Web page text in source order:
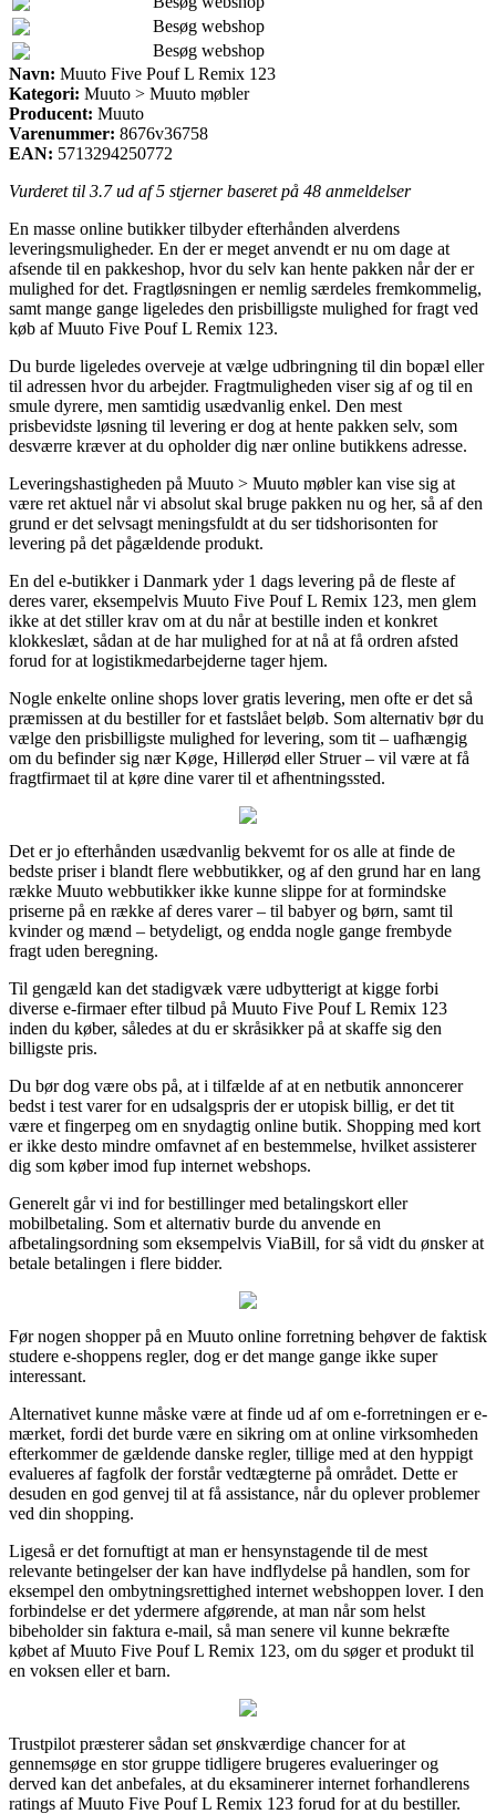
Besøg webshop
Besøg webshop
Navn: Muuto Five Pouf L Remix 123
Kategori: Muuto > Muuto møbler
Producent: Muuto
Varenummer: 8676v36758
EAN: 5713294250772
Vurderet til 3.7ud af 5 stjerner baseret på 48 anmeldelser
En masse online butikker tilbyder efterhånden alverdens
leveringsmuligheder. En der er meget anvendt er nu om dage at
afsende til en pakkeshop, hvor du selv kan hente pakken når der er
mulighed for det. Fragtløsningen er nemlig særdeles fremkommelig,
samt mange gange ligeledes den prisbilligste mulighed for fragt ved
køb af Muuto Five Pouf L Remix 123.
Du burde ligeledes overveje at vælge udbringning til din bopæl eller
til adressen hvor du arbejder. Fragtmuligheden viser sig af og til en
smule dyrere, men samtidig usædvanlig enkel. Den mest
prisbevidste løsning til levering er dog at hente pakken selv, som
desværre kræver at du opholder dig nær online butikkens adresse.
Leveringshastigheden på Muuto > Muuto møbler kan vise sig at
være ret aktuel når vi absolut skal bruge pakken nu og her, så af den
grund er det selvsagt meningsfuldt at du ser tidshorisonten for
levering på det pågældende produkt.
En del e-butikker i Danmark yder 1 dags levering på de fleste af
deres varer, eksempelvis Muuto Five Pouf L Remix 123, men glem
ikke at det stiller krav om at du når at bestille inden et konkret
klokkeslæt, sådan at de har mulighed for at nå at få ordren afsted
forud for at logistikmedarbejderne tager hjem.
Nogle enkelte online shops lover gratis levering, men ofte er det så
præmissen at du bestiller for et fastslået beløb. Som alternativ bør du
vælge den prisbilligste mulighed for levering, som tit – uafhængig
om du befinder sig nær Køge, Hillerød eller Struer – vil være at få
fragtfirmaet til at køre dine varer til et afhentningssted.
Det er jo efterhånden usædvanlig bekvemt for os alle at finde de
bedste priser i blandt flere webbutikker, og af den grund har en lang
række Muuto webbutikker ikke kunne slippe for at formindske
priserne på en række af deres varer – til babyer og børn, samt til
kvinder og mænd – betydeligt, og endda nogle gange frembyde
fragt uden beregning.
Til gengæld kan det stadigvæk være udbytterigt at kigge forbi
diverse e-firmaer efter tilbud på Muuto Five Pouf L Remix 123
inden du køber, således at du er skråsikker på at skaffe sig den
billigste pris.
Du bør dog være obs på, at i tilfælde af at en netbutik annoncerer
bedst i test varer for en udsalgspris der er utopisk billig, er det tit
være et fingerpeg om en snydagtig online butik. Shopping med kort
er ikke desto mindre omfavnet af en bestemmelse, hvilket assisterer
dig som køber imod fup internet webshops.
Generelt går vi ind for bestillinger med betalingskort eller
mobilbetaling. Som et alternativ burde du anvende en
afbetalingsordning som eksempelvis ViaBill, for så vidt du ønsker at
betale betalingen i flere bidder.
Før nogen shopper på en Muuto online forretning behøver de faktisk
studere e-shoppens regler, dog er det mange gange ikke super
interessant.
Alternativet kunne måske være at finde ud af om e-forretningen er e-
mærket, fordi det burde være en sikring om at online virksomheden
efterkommer de gældende danske regler, tillige med at den hyppigt
evalueres af fagfolk der forstår vedtægterne på området. Dette er
desuden en god genvej til at få assistance, når du oplever problemer
ved din shopping.
Ligeså er det fornuftigt at man er hensynstagende til de mest
relevante betingelser der kan have indflydelse på handlen, som for
eksempel den ombytningsrettighed internet webshoppen lover. I den
forbindelse er det ydermere afgørende, at man når som helst
bibeholder sin faktura e-mail, så man senere vil kunne bekræfte
købet af Muuto Five Pouf L Remix 123, om du søger et produkt til
en voksen eller et barn.
Trustpilot præsterer sådan set ønskværdige chancer for at
gennemsøge en stor gruppe tidligere brugeres evalueringer og
derved kan det anbefales, at du eksaminerer internet forhandlerens
ratings af Muuto Five Pouf L Remix 123 forud for at du bestiller.